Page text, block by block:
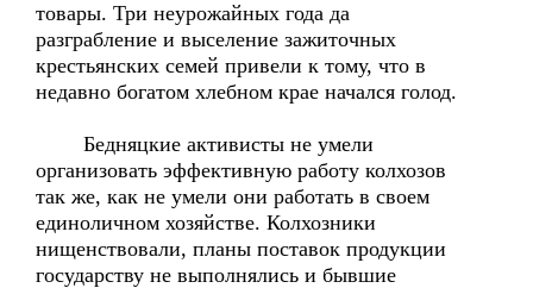
товары. Три неурожайных года да
разграбление и выселение зажиточных
крестьянских семей привели к тому, что в
недавно богатом хлебном крае начался голод.
Бедняцкие активисты не умели
организовать эффективную работу колхозов
так же, как не умели они работать в своем
единоличном хозяйстве. Колхозники
нищенствовали, планы поставок продукции
государству не выполнялись и бывшие